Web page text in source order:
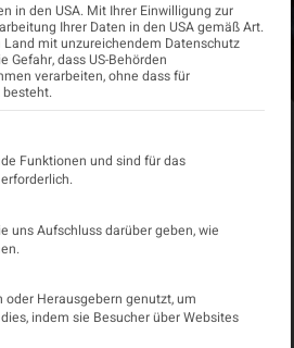
in den USA. Mit Ihrer Einwilligung zur
Ihrer Daten in den USA gemäß Art.
Land mit unzureichendem Datenschutz
Gefahr, dass US-Behörden
verarbeiten, ohne dass für
besteht.
für die eine Einwilligung erteilt
Funktionen und sind für das
uns Aufschluss darüber geben, wie
Herausgebern genutzt, um
indem sie Besucher über Websites